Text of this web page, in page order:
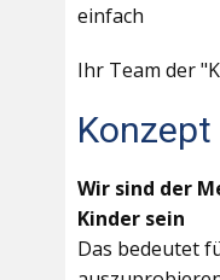
einfach
Ihr Team der
Konzept
Wir sind der
Kinder sein
Das bedeutet